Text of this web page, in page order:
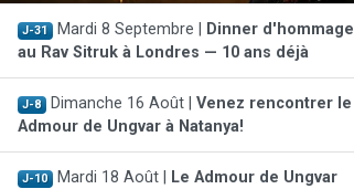
J-31 Mardi 8 Septembre |
Dinner d'hommage
au Rav Sitruk à Londres — 10 ans déjà
J-8 Dimanche 16 Août | Venez rencontrer le
Admour de Ungvar à Natanya!
J-10 Mardi 18 Août |
Le Admour de Ungvar